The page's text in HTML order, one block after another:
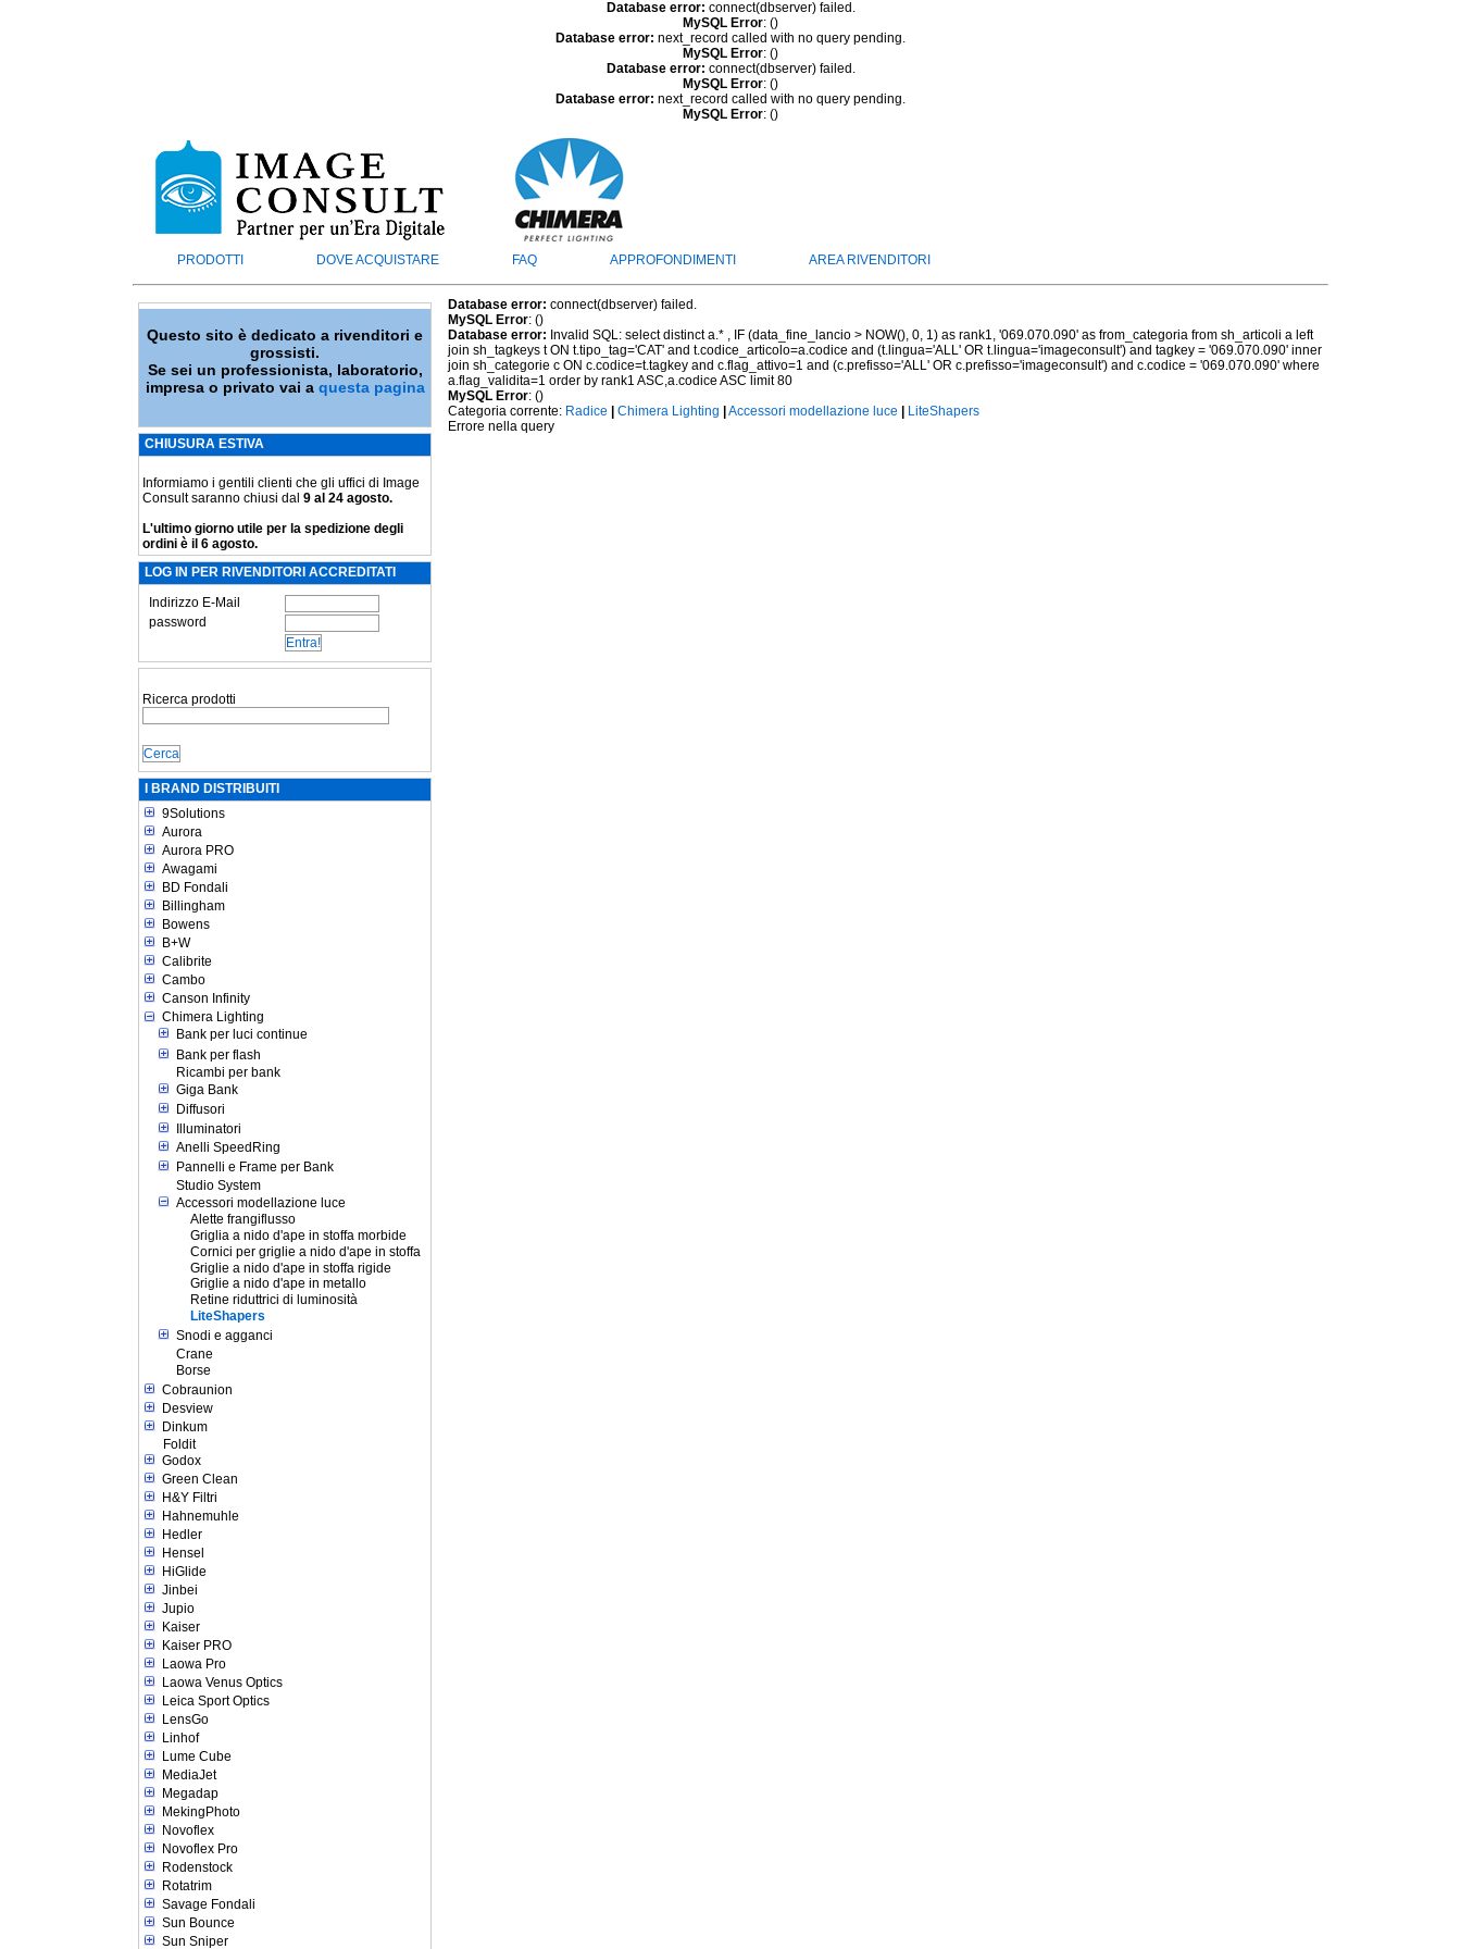
Database error: connect(dbserver) failed.
MySQL Error: ()
Database error: next_record called with no query pending.
MySQL Error: ()
Database error: connect(dbserver) failed.
MySQL Error: ()
Database error: next_record called with no query pending.
MySQL Error: ()
PRODOTTI DOVE ACQUISTARE FAQ APPROFONDIMENTI AREA RIVENDITORI
Questo sito è dedicato a rivenditori e
grossisti.
Se sei un professionista, laboratorio,
impresa o privato vai a questa pagina
CHIUSURA ESTIVA
Informiamo i gentili clienti che gli uffici di Image
Consult saranno chiusi dal 9 al 24 agosto.
L'ultimo giorno utile per la spedizione degli
ordini è il 6 agosto.
LOG IN PER RIVENDITORI ACCREDITATI
Indirizzo E-Mail
password
Ricerca prodotti
I BRAND DISTRIBUITI
9Solutions
Aurora
Aurora PRO
Awagami
BD Fondali
Billingham
Bowens
B+W
Calibrite
Cambo
Canson Infinity
Chimera Lighting
Bank per luci continue
Bank per flash
Ricambi per bank
Giga Bank
Diffusori
Illuminatori
Anelli SpeedRing
Pannelli e Frame per Bank
Studio System
Accessori modellazione luce
Alette frangiflusso
Griglia a nido d'ape in stoffa morbide
Cornici per griglie a nido d'ape in stoffa
Griglie a nido d'ape in stoffa rigide
Griglie a nido d'ape in metallo
Retine riduttrici di luminosità
LiteShapers
Snodi e agganci
Crane
Borse
Cobraunion
Desview
Dinkum
Foldit
Godox
Green Clean
H&Y Filtri
Hahnemuhle
Hedler
Hensel
HiGlide
Jinbei
Jupio
Kaiser
Kaiser PRO
Laowa Pro
Laowa Venus Optics
Leica Sport Optics
LensGo
Linhof
Lume Cube
MediaJet
Megadap
MekingPhoto
Novoflex
Novoflex Pro
Rodenstock
Rotatrim
Savage Fondali
Sun Bounce
Sun Sniper
Database error: connect(dbserver) failed.
MySQL Error: ()
Database error: Invalid SQL: select distinct a.* , IF (data_fine_lancio > NOW(), 0, 1) as rank1, '069.070.090' as from_categoria from sh_articoli a left
join sh_tagkeys t ON t.tipo_tag='CAT' and t.codice_articolo=a.codice and (t.lingua='ALL' OR t.lingua='imageconsult') and tagkey = '069.070.090' inner
join sh_categorie c ON c.codice=t.tagkey and c.flag_attivo=1 and (c.prefisso='ALL' OR c.prefisso='imageconsult') and c.codice = '069.070.090' where
a.flag_validita=1 order by rank1 ASC,a.codice ASC limit 80
MySQL Error: ()
Categoria corrente: Radice Chimera Lighting Accessori modellazione luce
LiteShapers
Errore nella query